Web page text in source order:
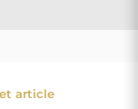
article